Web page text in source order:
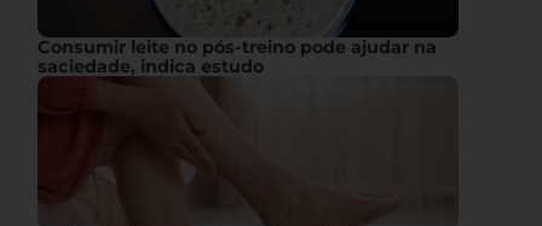
Consumir leite no pós-treino pode ajudar na
saciedade, indica estudo